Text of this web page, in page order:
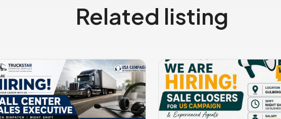
Related listing